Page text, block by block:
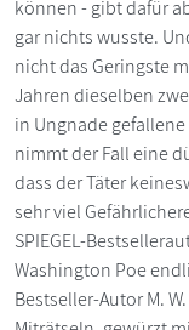
können - gibt dafür
gar nichts wusste.
nicht das Geringste
Jahren dieselben
in Ungnade
nimmt der Fall eine
dass der Täter
sehr viel
SPIEGEL-
Washington Poe
Bestseller-Autor M.